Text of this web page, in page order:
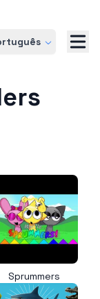
Sprummers